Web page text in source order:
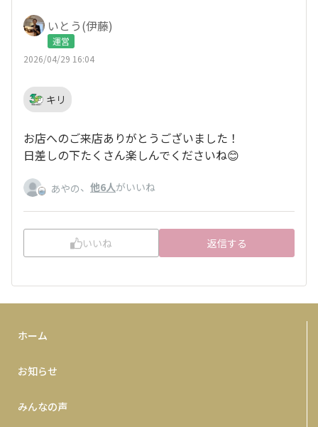
いとう(伊藤)
運営
2026/04/29 16:04
キリ
お店へのご来店ありがとうございました！
日差しの下たくさん楽しんでくださいね😊
あやの、 他6人がいいね
いいね 返信する
ホーム
お知らせ
みんなの声